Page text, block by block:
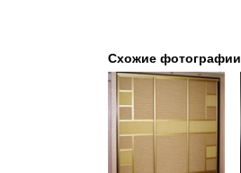
Схожие фотографии